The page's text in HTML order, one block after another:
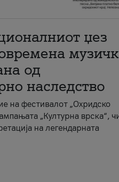
џез
од
наследство
на фестивалот „Охридско
„Културна врска“,
на легендарната